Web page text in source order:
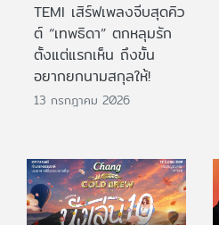
TEMI เสิร์ฟเพลงจีบสุดคิว
ต์ “เทพธิดา” ตกหลุมรัก
ตั้งแต่แรกเห็น ถึงขั้น
อยากยกนามสกุลให้!
13 กรกฎาคม 2026